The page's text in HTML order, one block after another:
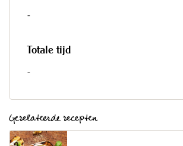
-
Totale tijd
-
Gerelateerde recepten